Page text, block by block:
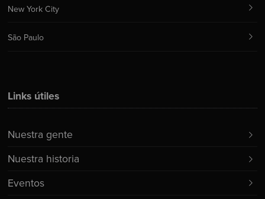
Links útiles
Nuestra gente
Nuestra historia
Eventos
New York City
São Paulo